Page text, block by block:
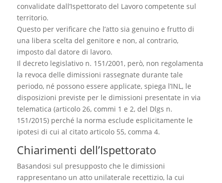
convalidate dall’Ispettorato del Lavoro competente sul
territorio.
Questo per verificare che l’atto sia genuino e frutto di
una libera scelta del genitore e non, al contrario,
imposto dal datore di lavoro.
Il decreto legislativo n. 151/2001, però, non regolamenta
la revoca delle dimissioni rassegnate durante tale
periodo, né possono essere applicate, spiega l’INL, le
disposizioni previste per le dimissioni presentate in via
telematica (articolo 26, commi 1 e 2, del Dlgs n.
151/2015) perché la norma esclude esplicitamente le
ipotesi di cui al citato articolo 55, comma 4.
Chiarimenti dell’Ispettorato
Basandosi sul presupposto che le dimissioni
rappresentano un atto unilaterale recettizio, la cui